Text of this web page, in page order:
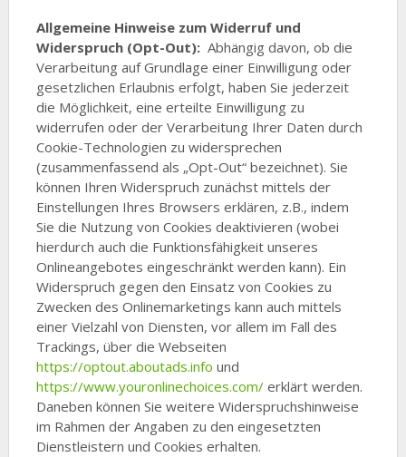
Allgemeine Hinweise zum Widerruf und
Widerspruch (Opt-Out): Abhängig davon, ob die
Verarbeitung auf Grundlage einer Einwilligung oder
gesetzlichen Erlaubnis erfolgt, haben Sie jederzeit
die Möglichkeit, eine erteilte Einwilligung zu
widerrufen oder der Verarbeitung Ihrer Daten durch
Cookie-Technologien zu widersprechen
(zusammenfassend als „Opt-Out“ bezeichnet). Sie
können Ihren Widerspruch zunächst mittels der
Einstellungen Ihres Browsers erklären, z.B., indem
Sie die Nutzung von Cookies deaktivieren (wobei
hierdurch auch die Funktionsfähigkeit unseres
Onlineangebotes eingeschränkt werden kann). Ein
Widerspruch gegen den Einsatz von Cookies zu
Zwecken des Onlinemarketings kann auch mittels
einer Vielzahl von Diensten, vor allem im Fall des
Trackings, über die Webseiten
https://optout.aboutads.info und
https://www.youronlinechoices.com/erklärt werden.
Daneben können Sie weitere Widerspruchshinweise
im Rahmen der Angaben zu den eingesetzten
Dienstleistern und Cookies erhalten.